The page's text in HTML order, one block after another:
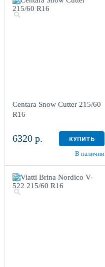
Centara Snow Cutter 215/60
R16
6320 р. КУПИТЬ
В наличии